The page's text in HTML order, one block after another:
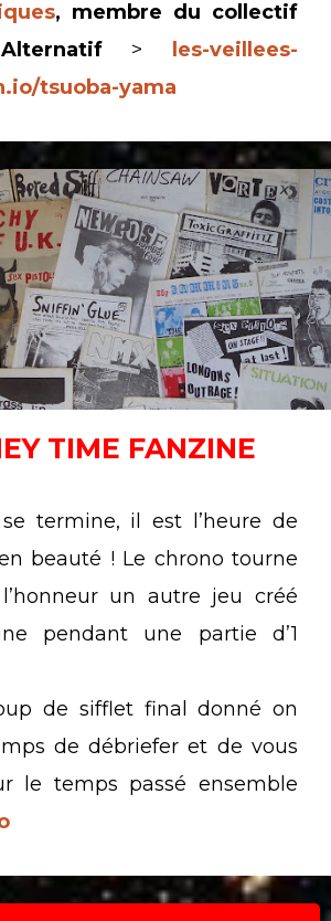
, membre du collectif
> les-veillees-
tsuoba-yama
TIME FANZINE
termine, il est l’heure de
beauté ! Le chrono tourne
un autre jeu créé
pendant une partie d’1
de sifflet final donné on
de débriefer et de vous
le temps passé ensemble